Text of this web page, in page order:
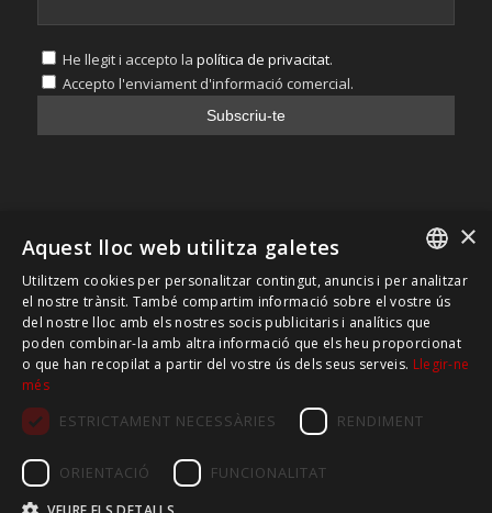
He llegit i accepto la política de privacitat.
Accepto l'enviament d'informació comercial.
LEGAL
Avís legal
Política de privacitat
Política de cookies
CATALAN
SPANISH
×
Aquest lloc web utilitza galetes
Utilitzem cookies per personalitzar contingut, anuncis i per analitzar
el nostre trànsit. També compartim informació sobre el vostre ús
del nostre lloc amb els nostres socis publicitaris i analítics que
poden combinar-la amb altra informació que els heu proporcionat
o que han recopilat a partir del vostre ús dels seus serveis. Llegir-ne
més
ESTRICTAMENT NECESSÀRIES RENDIMENT
ORIENTACIÓ FUNCIONALITAT